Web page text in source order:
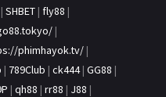
| SHBET | fly88 |
|
phimhayok.tv/ |
| 789Club | ck444| GG88 |
| qh88 | rr88 | J88 |